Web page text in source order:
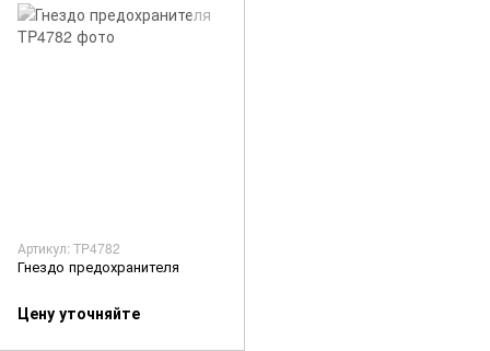
Артикул: TP4782
Гнездо предохранителя
Цену уточняйте